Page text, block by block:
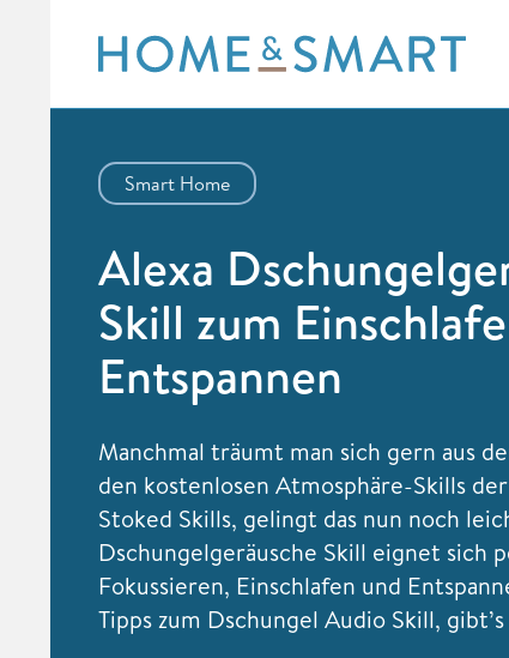
content
Smart Home
Alexa
Skill zum
Entspannen
Manchmal träumt man sich gern aus
den kostenlosen Atmosphäre-Skills
Stoked Skills, gelingt das nun noch
Dschungelgeräusche Skill eignet sich
Fokussieren, Einschlafen und
Tipps zum Dschungel Audio Skill,